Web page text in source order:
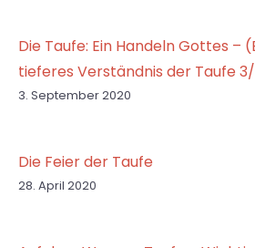
Die Taufe: Ein Handeln Gottes –
tieferes Verständnis der Taufe
3. September 2020
Die Feier der Taufe
28. April 2020